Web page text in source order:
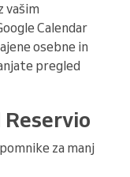
vašim
Calendar
osebne in
pregled
za manj